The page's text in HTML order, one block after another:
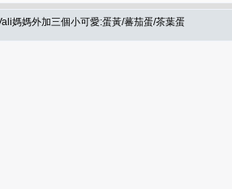
媽媽外加三個小可愛:蛋黃/蕃茄蛋/茶葉蛋